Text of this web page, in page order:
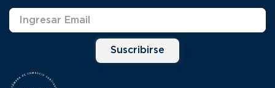
Distribuidores
Suscribirse